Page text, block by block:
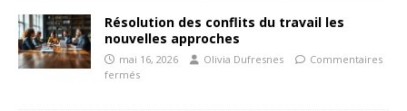
Résolution des conflits du travail les
nouvelles approches
mai 16, 2026 Olivia Dufresnes
Commentaires
fermés